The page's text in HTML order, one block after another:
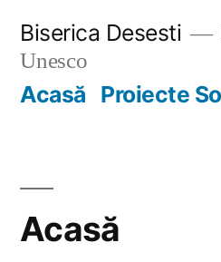
content
Biserica Desesti
Unesco
Acasă Proiecte
Acasă